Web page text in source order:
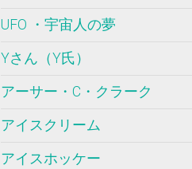
UFO ・宇宙人の夢
Yさん（Y氏）
アーサー・C・クラーク
アイスクリーム
アイスホッケー